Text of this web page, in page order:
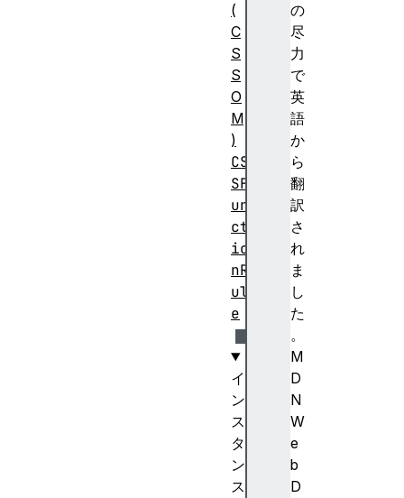
の
尽
力
で
英
語
か
ら
翻
訳
さ
れ
ま
し
た
。
M
D
N
W
e
b
D
(
C
S
S
O
M
)
CS
SF
un
ct
io
nR
ul
e
イ
ン
ス
タ
ン
ス